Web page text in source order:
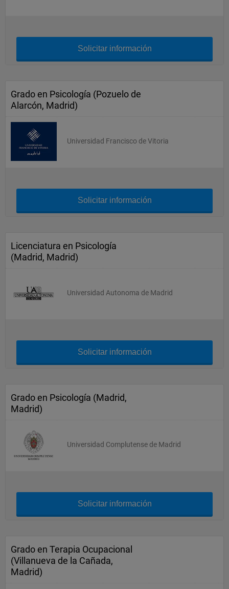
Solicitar información
Grado en Psicología (Pozuelo de
Alarcón, Madrid)
Universidad Francisco de Vitoria
Solicitar información
Licenciatura en Psicología
(Madrid, Madrid)
Universidad Autonoma de Madrid
Solicitar información
Grado en Psicología (Madrid,
Madrid)
Universidad Complutense de Madrid
Solicitar información
Grado en Terapia Ocupacional
(Villanueva de la Cañada,
Madrid)